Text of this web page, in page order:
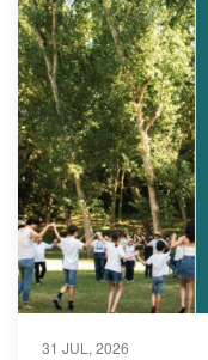
31 JUL, 2026